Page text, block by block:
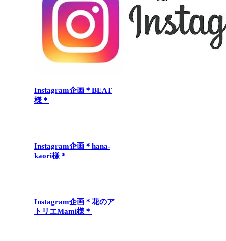
Instagram企画＊BEAT
様＊
Instagram企画＊hana-
kaori様＊
Instagram企画＊花のア
トリエMami様＊